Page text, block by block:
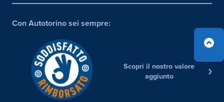
Con Autotorino sei sempre:
Scopri il nostro valore
aggiunto